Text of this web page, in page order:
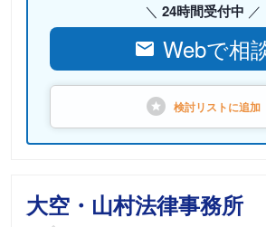
24時間受付中
Webで相
検討リストに追加
大空・山村法律事務所